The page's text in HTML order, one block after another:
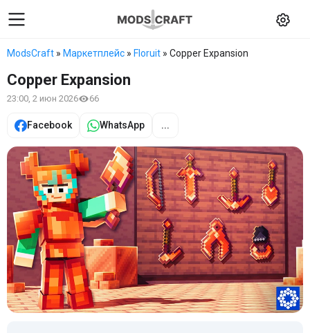
ModsCraft » Маркетплейс » Floruit » Copper Expansion
Copper Expansion
23:00, 2 июн 2026 66
Facebook WhatsApp ...